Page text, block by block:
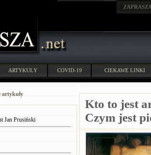
ARTYKUŁY COVID-19 CIEKAWE LINKI
artykuły
Prusiński
Kto to jest
Czym jest